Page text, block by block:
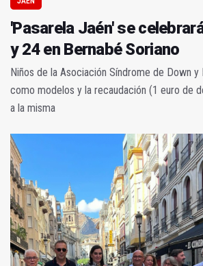
'Pasarela Jaén' se
y 24 en Bernabé Soriano
Niños de la Asociación Síndrome de Down y
como modelos y la recaudación (1 euro de
a la misma